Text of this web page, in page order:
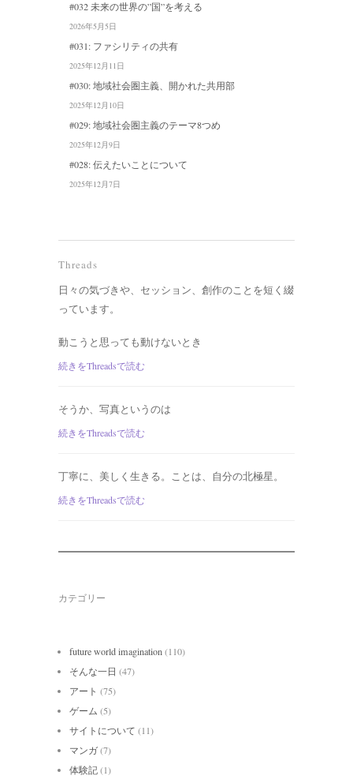
#032 未来の世界の”国”を考える
2026年5月5日
#031: ファシリティの共有
2025年12月11日
#030: 地域社会圏主義、開かれた共用部
2025年12月10日
#029: 地域社会圏主義のテーマ8つめ
2025年12月9日
#028: 伝えたいことについて
2025年12月7日
Threads
日々の気づきや、セッション、創作のことを短く綴
っています。
動こうと思っても動けないとき
続きをThreadsで読む
そうか、写真というのは
続きをThreadsで読む
丁寧に、美しく生きる。ことは、自分の北極星。
続きをThreadsで読む
カテゴリー
future world imagination(110)
そんな一日 (47)
アート (75)
ゲーム (5)
サイトについて (11)
マンガ(7)
体験記(1)